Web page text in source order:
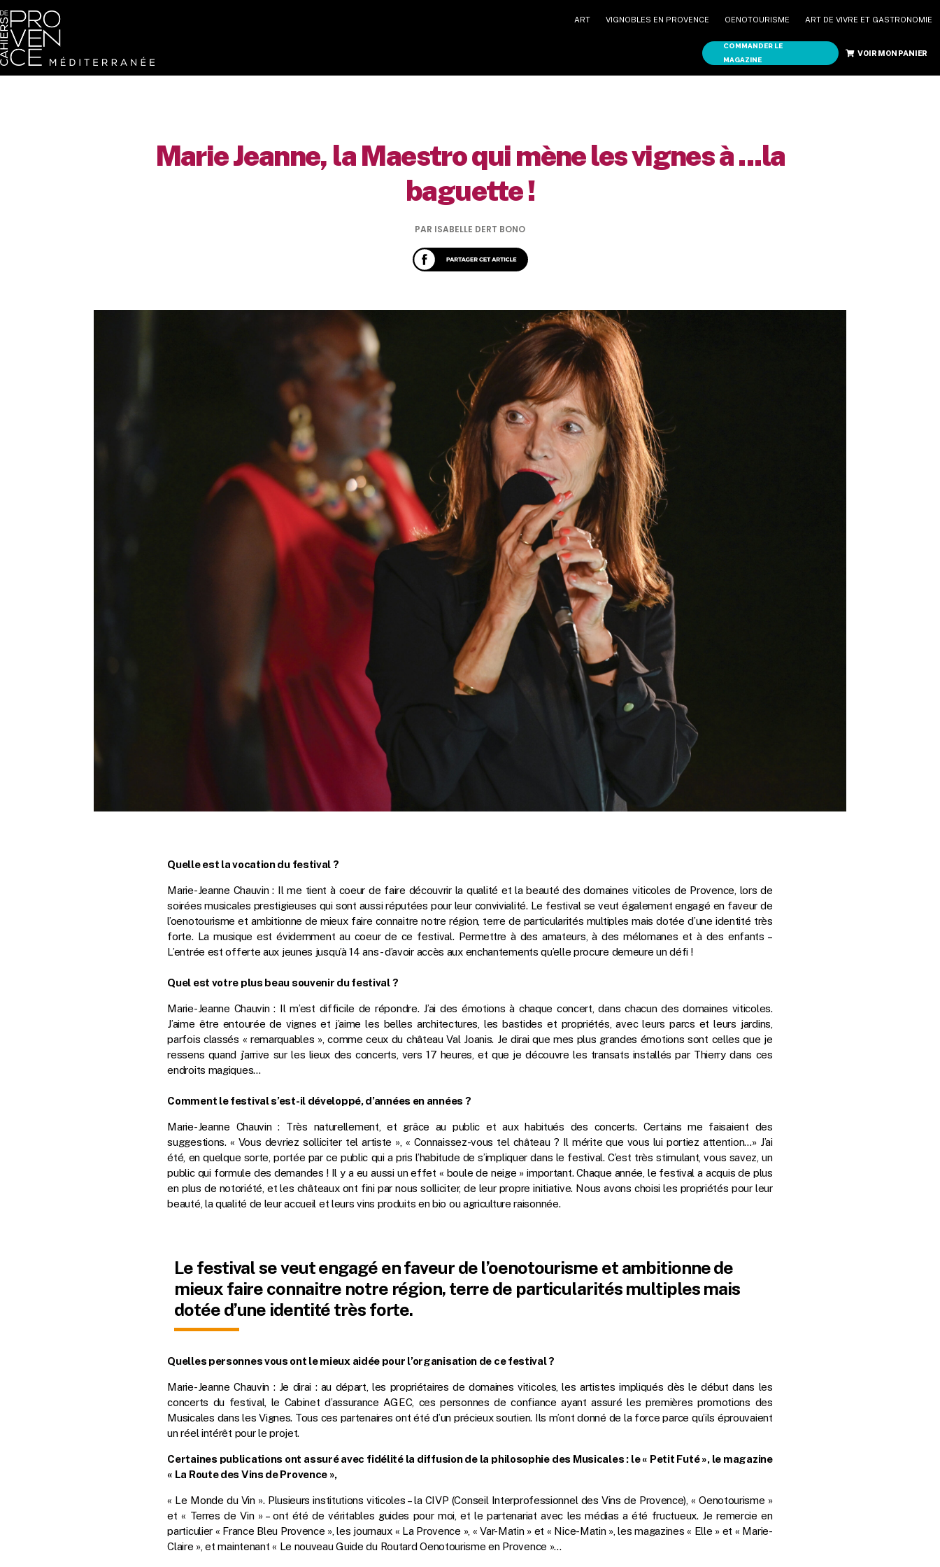
ART VIGNOBLES EN PROVENCE OENOTOURISME ART DE VIVRE ET GASTRONOMIE
COMMANDER LE
MAGAZINE
COMMANDER LE
VOIR MON PANIER
Marie Jeanne, la Maestro qui mène les vignes à ...la
baguette !
PAR ISABELLE DERT BONO
Quelle est la vocation du festival ?
Marie-Jeanne Chauvin : Il me tient à coeur de faire découvrir la qualité et la beauté des domaines viticoles de Provence, lors de
soirées musicales prestigieuses qui sont aussi réputées pour leur convivialité. Le festival se veut également engagé en faveur de
l’oenotourisme et ambitionne de mieux faire connaitre notre région, terre de particularités multiples mais dotée d’une identité très
forte. La musique est évidemment au coeur de ce festival. Permettre à des amateurs, à des mélomanes et à des enfants –
L’entrée est offerte aux jeunes jusqu’à 14 ans- d’avoir accès aux enchantements qu’elle procure demeure un défi !
Quel est votre plus beau souvenir du festival ?
Marie-Jeanne Chauvin : Il m’est difficile de répondre. J’ai des émotions à chaque concert, dans chacun des domaines viticoles.
J’aime être entourée de vignes et j’aime les belles architectures, les bastides et propriétés, avec leurs parcs et leurs jardins,
parfois classés « remarquables », comme ceux du château Val Joanis. Je dirai que mes plus grandes émotions sont celles que je
ressens quand j’arrive sur les lieux des concerts, vers 17 heures, et que je découvre les transats installés par Thierry dans ces
endroits magiques…
Comment le festival s’est-il développé, d’années en années ?
Marie-Jeanne Chauvin : Très naturellement, et grâce au public et aux habitués des concerts. Certains me faisaient des
suggestions. « Vous devriez solliciter tel artiste », « Connaissez-vous tel château ? Il mérite que vous lui portiez attention…» J’ai
été, en quelque sorte, portée par ce public qui a pris l’habitude de s’impliquer dans le festival. C’est très stimulant, vous savez, un
public qui formule des demandes ! Il y a eu aussi un effet « boule de neige » important. Chaque année, le festival a acquis de plus
en plus de notoriété, et les châteaux ont fini par nous solliciter, de leur propre initiative. Nous avons choisi les propriétés pour leur
beauté, la qualité de leur accueil et leurs vins produits en bio ou agriculture raisonnée.
Le festival se veut engagé en faveur de l’oenotourisme et ambitionne de
mieux faire connaitre notre région, terre de particularités multiples mais
dotée d’une identité très forte.
Quelles personnes vous ont le mieux aidée pour l’organisation de ce festival ?
Marie-Jeanne Chauvin : Je dirai : au départ, les propriétaires de domaines viticoles, les artistes impliqués dès le début dans les
concerts du festival, le Cabinet d’assurance AGEC, ces personnes de confiance ayant assuré les premières promotions des
Musicales dans les Vignes. Tous ces partenaires ont été d’un précieux soutien. Ils m’ont donné de la force parce qu’ils éprouvaient
un réel intérêt pour le projet.
Certaines publications ont assuré avec fidélité la diffusion de la philosophie des Musicales : le « Petit Futé », le magazine
« La Route des Vins de Provence »,
« Le Monde du Vin ». Plusieurs institutions viticoles – la CIVP (Conseil Interprofessionnel des Vins de Provence), « Oenotourisme »
et « Terres de Vin » – ont été de véritables guides pour moi, et le partenariat avec les médias a été fructueux. Je remercie en
particulier « France Bleu Provence », les journaux « La Provence », « Var-Matin » et « Nice-Matin », les magazines « Elle » et « Marie-
Claire », et maintenant « Le nouveau Guide du Routard Oenotourisme en Provence »…